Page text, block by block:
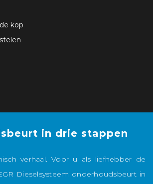
kop
in drie stappen
verhaal. Voor u als liefhebber de
Dieselsysteem onderhoudsbeurt in